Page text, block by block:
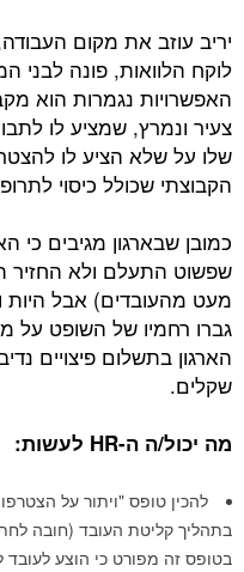
יריב עוזב את מקום
לוקח הלוואות, פונה לבני
האפשרויות נגמרות הוא
צעיר ונמרץ, שמציע לו
שלו על שלא הציע לו
הקבוצתי שכולל כיסוי
כמובן שבארגון מגיבים כי
שפשוט התעלם ולא החזיר
מעט מהעובדים) אבל היות
גברו רחמיו של השופט על
הארגון בתשלום פיצויים
שקלים.
מה יכול/ה ה-HR לעשות:
להכין טופס "ויתור על
בתהליך קליטת העובד (חובה
בטופס זה מפורט כי הוצע